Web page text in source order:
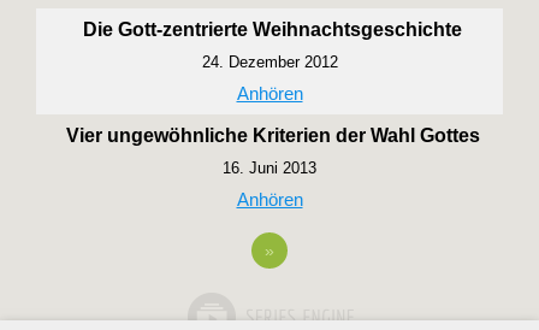
Die Gott-zentrierte Weihnachtsgeschichte
24. Dezember 2012
Anhören
Vier ungewöhnliche Kriterien der Wahl Gottes
16. Juni 2013
Anhören
»